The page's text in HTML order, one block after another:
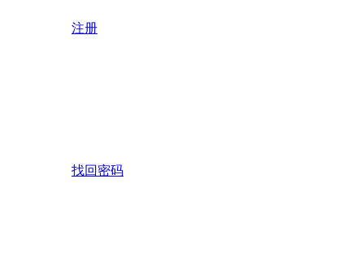
注册
找回密码